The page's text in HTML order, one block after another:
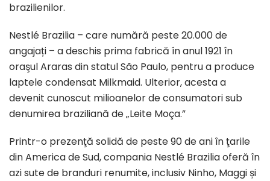
brazilienilor.
Nestlé Brazilia – care numără peste 20.000 de
angajați – a deschis prima fabrică în anul 1921 în
oraşul Araras din statul São Paulo, pentru a produce
laptele condensat Milkmaid. Ulterior, acesta a
devenit cunoscut milioanelor de consumatori sub
denumirea braziliană de „Leite Moça.”
Printr-o prezenţă solidă de peste 90 de ani în ţarile
din America de Sud, compania Nestlé Brazilia oferă în
azi sute de branduri renumite, inclusiv Ninho, Maggi și